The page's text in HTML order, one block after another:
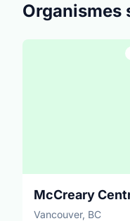
Organismes
McCreary
Vancouver, BC